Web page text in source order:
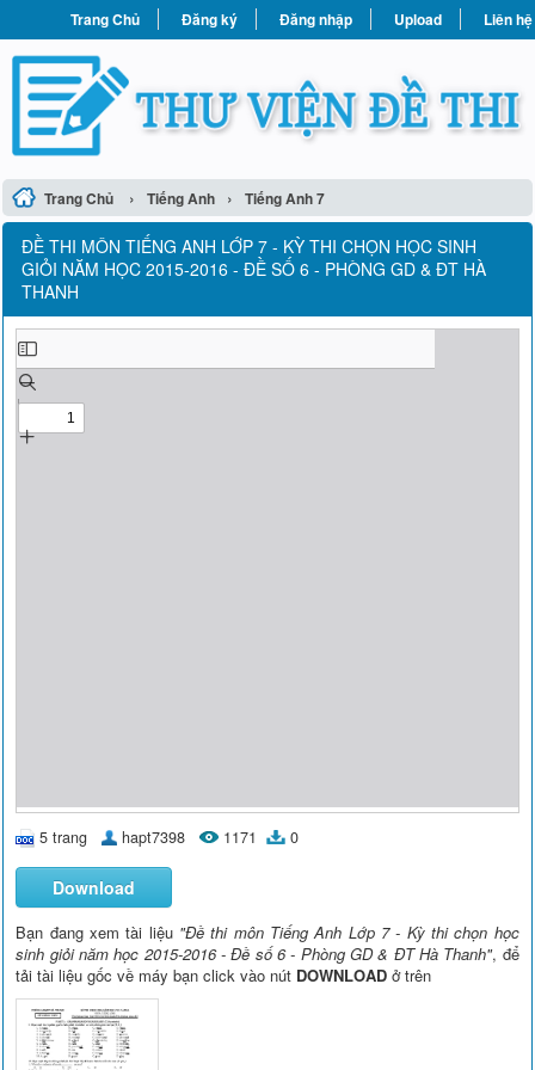
Trang Chủ Đăng ký Đăng nhập Upload Liên hệ
Trang Chủ › Tiếng Anh › Tiếng Anh 7
ĐỀ THI MÔN TIẾNG ANH LỚP 7 - KỲ THI CHỌN HỌC SINH
GIỎI NĂM HỌC 2015-2016 - ĐỀ SỐ 6 - PHÒNG GD & ĐT HÀ
THANH
5 trang hapt7398 1171 0
Download
Bạn đang xem tài liệu "Đề thi môn Tiếng Anh Lớp 7 - Kỳ thi chọn học
sinh giỏi năm học 2015-2016 - Đề số 6 - Phòng GD & ĐT Hà Thanh", để
tải tài liệu gốc về máy bạn click vào nút DOWNLOAD ở trên